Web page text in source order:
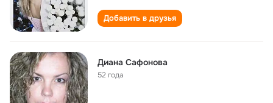
Добавить в друзья
Диана Сафонова
52 года